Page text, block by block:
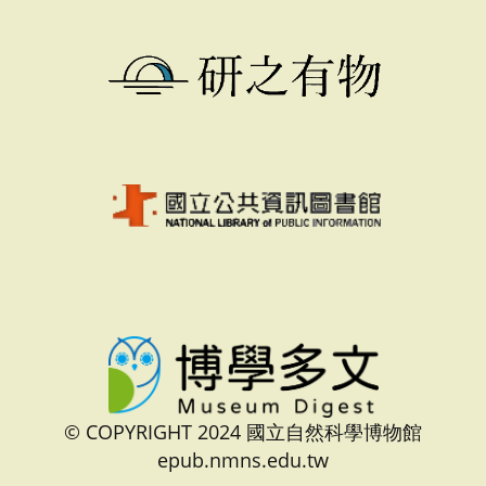
© COPYRIGHT 2024 國立自然科學博物館
epub.nmns.edu.tw